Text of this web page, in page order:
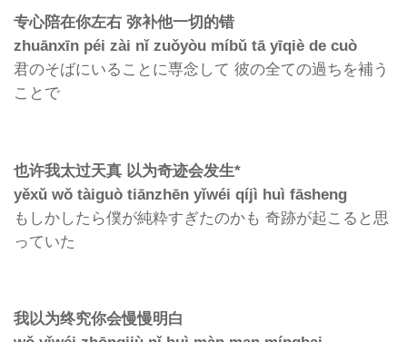
专心陪在你左右 弥补他一切的错
zhuānxīn péi zài nǐ zuǒyòu míbǔ tā yīqiè de cuò
君のそばにいることに専念して 彼の全ての過ちを補う
ことで
也许我太过天真 以为奇迹会发生*
yěxǔ wǒ tàiguò tiānzhēn yǐwéi qíjì huì fāsheng
もしかしたら僕が純粋すぎたのかも 奇跡が起こると思
っていた
我以为终究你会慢慢明白